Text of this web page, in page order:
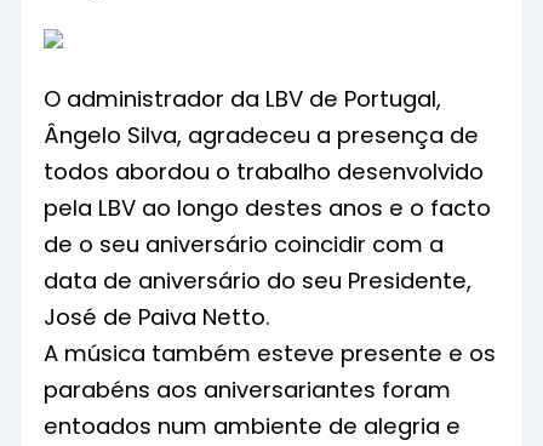
O administrador da LBV de Portugal,
Ângelo Silva, agradeceu a presença de
todos abordou o trabalho desenvolvido
pela LBV ao longo destes anos e o facto
de o seu aniversário coincidir com a
data de aniversário do seu Presidente,
José de Paiva Netto.
A música também esteve presente e os
parabéns aos aniversariantes foram
entoados num ambiente de alegria e